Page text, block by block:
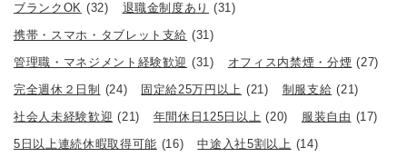
ブランクOK (32) 退職金制度あり
(31)
携帯・スマホ・タブレット支給 (31)
管理職・マネジメント経験歓迎 (31) オフィス内禁煙・分煙 (27)
完全週休２日制 (24) 固定給25万円以上 (21) 制服支給 (21)
社会人未経験歓迎 (21) 年間休日125日以上 (20) 服装自由 (17)
5日以上連続休暇取得可能 (16) 中途入社5割以上 (14)